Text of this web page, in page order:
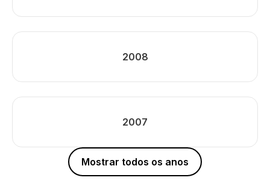
2008
2007
Mostrar todos os anos